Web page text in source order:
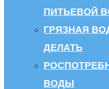
ПИТЬЕВОЙ
ГРЯЗНАЯ
ДЕЛАТЬ
ВОДЫ